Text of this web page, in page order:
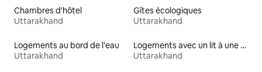
Chambres d'hôtel
Uttarakhand
Gîtes écologiques
Uttarakhand
Logements au bord de l'eau
Uttarakhand
Logements avec un lit à une hauteur accessible
Uttarakhand